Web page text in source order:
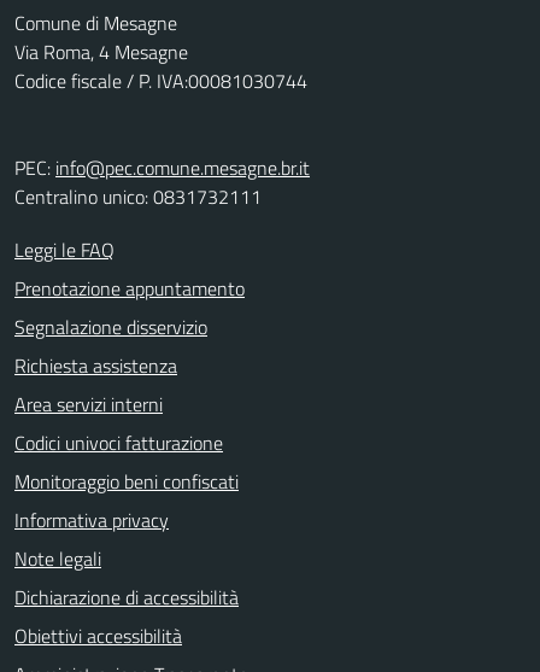
Comune di Mesagne
Via Roma, 4 Mesagne
Codice fiscale / P. IVA:00081030744
PEC: info@pec.comune.mesagne.br.it
Centralino unico: 0831732111
Leggi le FAQ
Prenotazione appuntamento
Segnalazione disservizio
Richiesta assistenza
Area servizi interni
Codici univoci fatturazione
Monitoraggio beni confiscati
Informativa privacy
Note legali
Dichiarazione di accessibilità
Obiettivi accessibilità